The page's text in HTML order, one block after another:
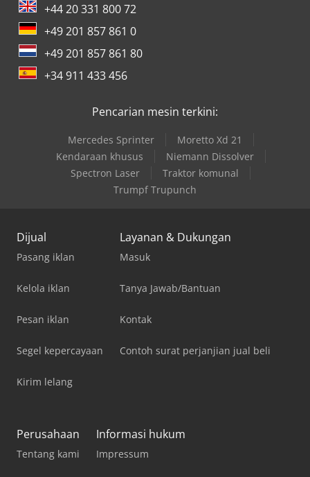
+44 20 331 800 72
+49 201 857 861 0
+49 201 857 861 80
+34 911 433 456
Pencarian mesin terkini:
Mercedes Sprinter
Moretto Xd 21
Kendaraan khusus
Niemann Dissolver
Spectron Laser
Traktor komunal
Trumpf Trupunch
Dijual
Pasang iklan
Kelola iklan
Pesan iklan
Segel kepercayaan
Kirim lelang
Layanan & Dukungan
Masuk
Tanya Jawab/Bantuan
Kontak
Contoh surat perjanjian jual beli
Perusahaan
Tentang kami
Informasi hukum
Impressum